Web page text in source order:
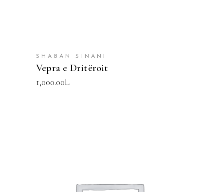
SHABAN SINANI
Vepra e Dritëroit
1,000.00L